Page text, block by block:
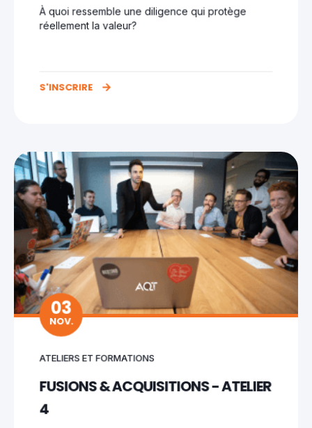
À quoi ressemble une diligence qui protège
réellement la valeur?
S'INSCRIRE
03
NOV.
ATELIERS ET FORMATIONS
FUSIONS & ACQUISITIONS - ATELIER
4